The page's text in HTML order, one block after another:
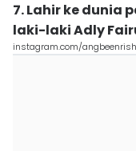
7. Lahir ke dunia
laki-laki Adly
instagram.com/